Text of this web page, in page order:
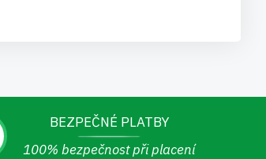
BEZPEČNÉ PLATBY
100% bezpečnost při placení